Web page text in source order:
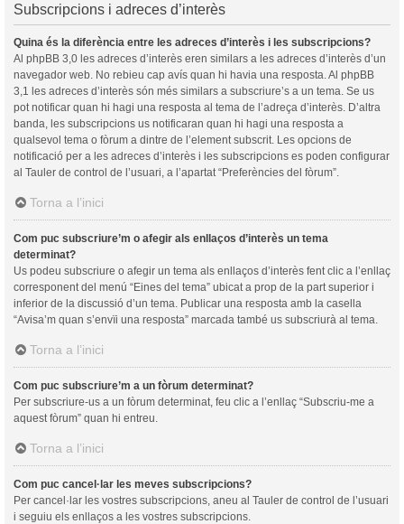
Subscripcions i adreces d’interès
Quina és la diferència entre les adreces d’interès i les subscripcions?
Al phpBB 3,0 les adreces d’interès eren similars a les adreces d’interès d’un
navegador web. No rebieu cap avís quan hi havia una resposta. Al phpBB
3,1 les adreces d’interès són més similars a subscriure’s a un tema. Se us
pot notificar quan hi hagi una resposta al tema de l’adreça d’interès. D’altra
banda, les subscripcions us notificaran quan hi hagi una resposta a
qualsevol tema o fòrum a dintre de l’element subscrit. Les opcions de
notificació per a les adreces d’interès i les subscripcions es poden configurar
al Tauler de control de l’usuari, a l’apartat “Preferències del fòrum”.
Torna a l’inici
Com puc subscriure’m o afegir als enllaços d’interès un tema
determinat?
Us podeu subscriure o afegir un tema als enllaços d’interès fent clic a l’enllaç
corresponent del menú “Eines del tema” ubicat a prop de la part superior i
inferior de la discussió d’un tema. Publicar una resposta amb la casella
“Avisa’m quan s’envïi una resposta” marcada també us subscriurà al tema.
Torna a l’inici
Com puc subscriure’m a un fòrum determinat?
Per subscriure-us a un fòrum determinat, feu clic a l’enllaç “Subscriu-me a
aquest fòrum” quan hi entreu.
Torna a l’inici
Com puc cancel·lar les meves subscripcions?
Per cancel·lar les vostres subscripcions, aneu al Tauler de control de l’usuari
i seguiu els enllaços a les vostres subscripcions.